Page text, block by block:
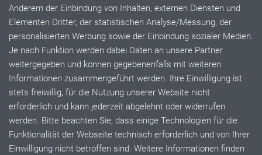
Anderem der Einbindung von Inhalten, externen Diensten und
Elementen Dritter, der statistischen Analyse/Messung, der
personalisierten Werbung sowie der Einbindung sozialer Medien.
Je nach Funktion werden dabei Daten an unsere Partner
weitergegeben und können gegebenenfalls mit weiteren
Informationen zusammengeführt werden. Ihre Einwilligung ist
stets freiwillig, für die Nutzung unserer Website nicht
erforderlich und kann jederzeit abgelehnt oder widerrufen
werden. Bitte beachten Sie, dass einige Technologien für die
Funktionalität der Webseite technisch erforderlich und von Ihrer
Einwilligung nicht betroffen sind. Weitere Informationen finden
H07RN-F 5G6.0 mm², Stecker ohne Phasenwender
schwarz
4011 100
10,0 m schwarz 1
Gerne fertigen wir weitere Ausführungen nach ihren
individuellen Wünschen!
CEE Leitungen
CEE Verlängerung 16A IP44
© 2026 by Müller Plastik GmbH. Alle Rechte vorbehalten.
AGB
Impressum Datenschutz Karriere
Patente